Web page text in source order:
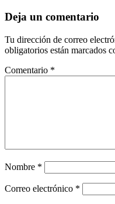
Deja un comentario
Tu dirección de correo
obligatorios están marcados
Comentario *
Nombre *
Correo electrónico *